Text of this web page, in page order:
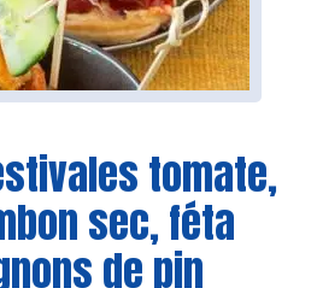
tomate,
sec, féta
de pin